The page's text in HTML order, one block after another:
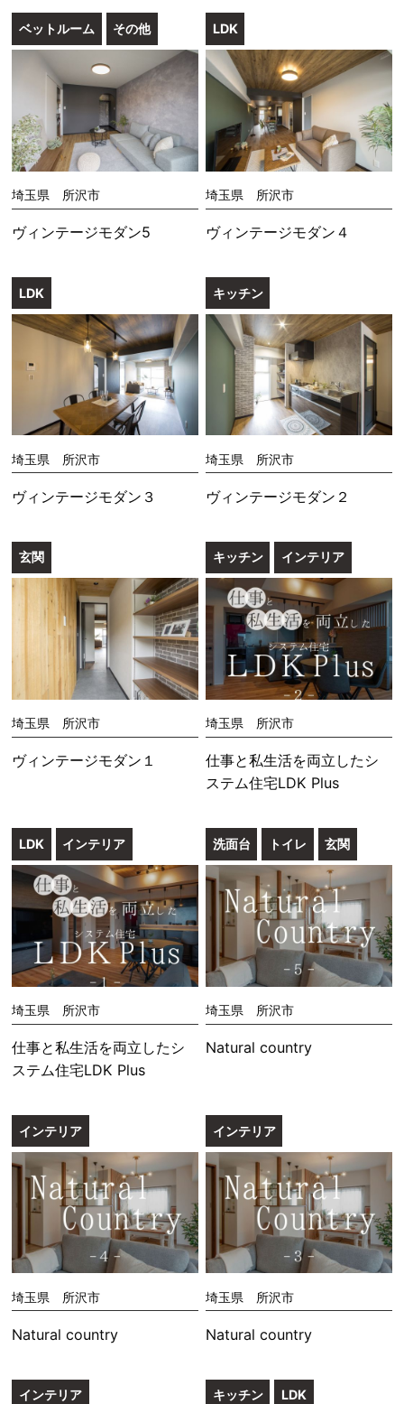
ベットルーム その他
埼玉県 所沢市
ヴィンテージモダン5
LDK
埼玉県 所沢市
ヴィンテージモダン４
LDK
埼玉県 所沢市
ヴィンテージモダン３
キッチン
埼玉県 所沢市
ヴィンテージモダン２
玄関
埼玉県 所沢市
ヴィンテージモダン１
キッチン インテリア
埼玉県 所沢市
仕事と私生活を両立したシ
ステム住宅LDK Plus
LDK インテリア
埼玉県 所沢市
仕事と私生活を両立したシ
ステム住宅LDK Plus
洗面台 トイレ 玄関
埼玉県 所沢市
Natural country
インテリア
埼玉県 所沢市
Natural country
インテリア
埼玉県 所沢市
Natural country
インテリア キッチン LDK